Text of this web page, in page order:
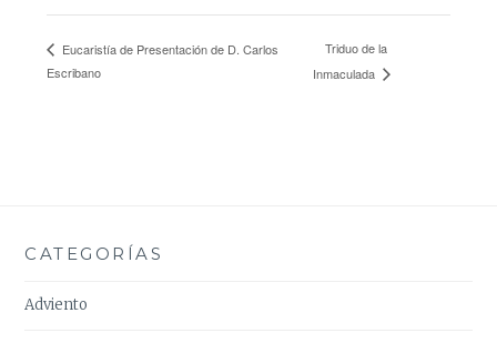
Eucaristía de Presentación de D. Carlos
Escribano
Triduo de la
Inmaculada
CATEGORÍAS
Adviento